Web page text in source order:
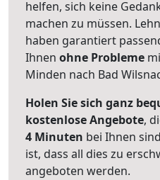
helfen, sich keine
machen zu müssen.
haben garantiert
Ihnen ohne Probleme
Minden nach Bad
Holen Sie sich ganz
kostenlose Angebote,
4 Minuten bei Ihnen
ist, dass all dies zu
angeboten werden.